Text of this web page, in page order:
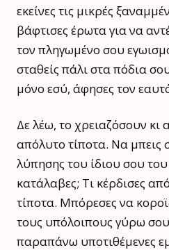
εκείνες τις μικρές
βάφτισες έρωτα για να
τον πληγωμένο σου
σταθείς πάλι στα πόδια
μόνο εσύ, άφησες τον
Δε λέω, το χρειαζόσουν κι
απόλυτο τίποτα. Να μπεις
λύπησης του ίδιου σου
κατάλαβες; Τι κέρδισες
τίποτα. Μπόρεσες να
τους υπόλοιπους γύρω
παραπάνω υποτιθέμενες